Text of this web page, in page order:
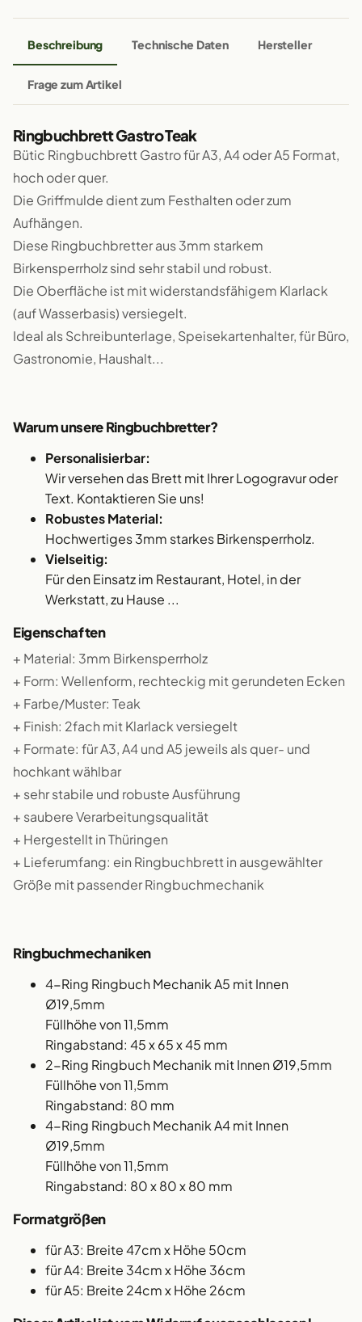
Beschreibung Technische Daten Hersteller
Frage zum Artikel
Ringbuchbrett Gastro Teak
Bütic Ringbuchbrett Gastro für A3, A4 oder A5 Format,
hoch oder quer.
Die Griffmulde dient zum Festhalten oder zum
Aufhängen.
Diese Ringbuchbretter aus 3mm starkem
Birkensperrholz sind sehr stabil und robust.
Die Oberfläche ist mit widerstandsfähigem Klarlack
(auf Wasserbasis) versiegelt.
Ideal als Schreibunterlage, Speisekartenhalter, für Büro,
Gastronomie, Haushalt...
Warum unsere Ringbuchbretter?
Personalisierbar:
Wir versehen das Brett mit Ihrer Logogravur oder
Text. Kontaktieren Sie uns!
Robustes Material:
Hochwertiges 3mm starkes Birkensperrholz.
Vielseitig:
Für den Einsatz im Restaurant, Hotel, in der
Werkstatt, zu Hause ...
Eigenschaften
+ Material: 3mm Birkensperrholz
+ Form: Wellenform, rechteckig mit gerundeten Ecken
+ Farbe/Muster: Teak
+ Finish: 2fach mit Klarlack versiegelt
+ Formate: für A3, A4 und A5 jeweils als quer- und
hochkant wählbar
+ sehr stabile und robuste Ausführung
+ saubere Verarbeitungsqualität
+ Hergestellt in Thüringen
+ Lieferumfang: ein Ringbuchbrett in ausgewählter
Größe mit passender Ringbuchmechanik
Ringbuchmechaniken
4-Ring Ringbuch Mechanik A5 mit Innen
Ø19,5mm
Füllhöhe von 11,5mm
Ringabstand: 45 x 65 x 45 mm
2-Ring Ringbuch Mechanik mit Innen Ø19,5mm
Füllhöhe von 11,5mm
Ringabstand: 80 mm
4-Ring Ringbuch Mechanik A4 mit Innen
Ø19,5mm
Füllhöhe von 11,5mm
Ringabstand: 80 x 80 x 80 mm
Formatgrößen
für A3: Breite 47cm x Höhe 50cm
für A4: Breite 34cm x Höhe 36cm
für A5: Breite 24cm x Höhe 26cm